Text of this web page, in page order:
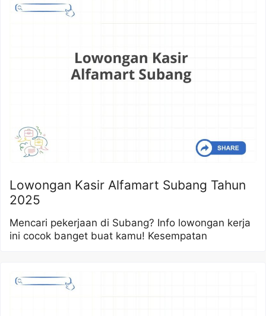
Lowongan Kasir Alfamart Subang Tahun
2025
Mencari pekerjaan di Subang? Info lowongan kerja
ini cocok banget buat kamu! Kesempatan